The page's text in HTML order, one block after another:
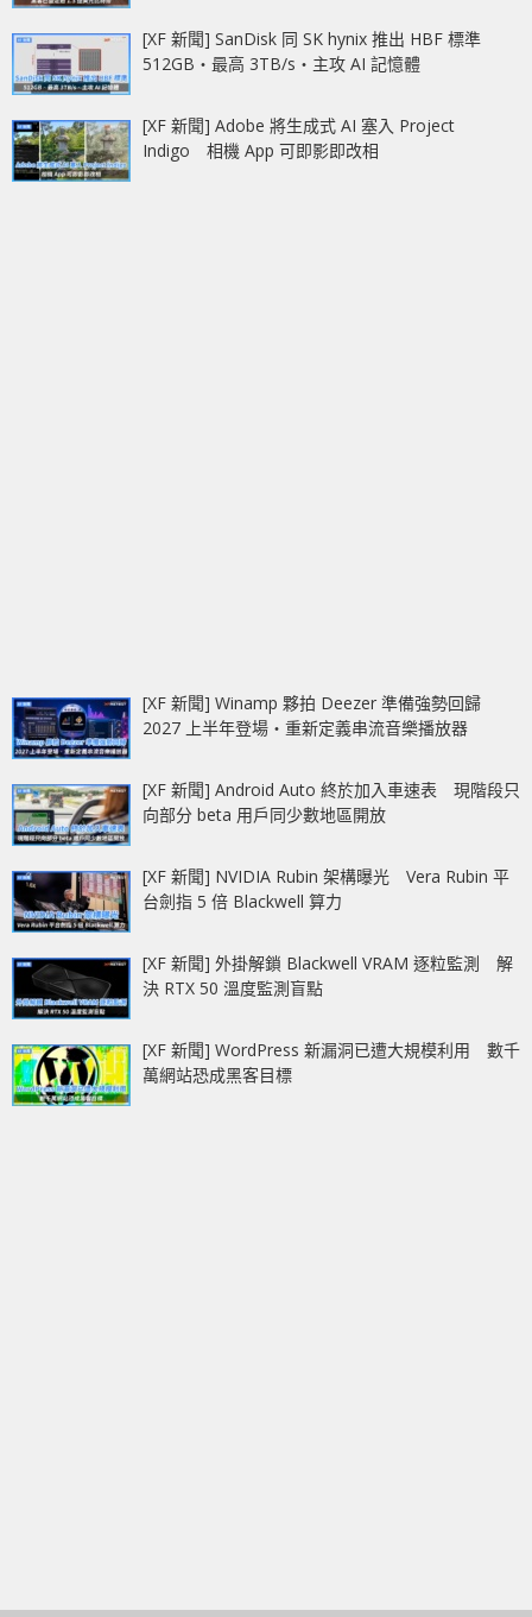
[XF 新聞] SanDisk 同 SK hynix 推出 HBF 標準
512GB‧最高 3TB/s‧主攻 AI 記憶體
[XF 新聞] Adobe 將生成式 AI 塞入 Project
Indigo 相機 App 可即影即改相
[XF 新聞] Winamp 夥拍 Deezer 準備強勢回歸
2027 上半年登場‧重新定義串流音樂播放器
[XF 新聞] Android Auto 終於加入車速表 現階段只
向部分 beta 用戶同少數地區開放
[XF 新聞] NVIDIA Rubin 架構曝光 Vera Rubin 平
台劍指 5 倍 Blackwell 算力
[XF 新聞] 外掛解鎖 Blackwell VRAM 逐粒監測 解
決 RTX 50 溫度監測盲點
[XF 新聞] WordPress 新漏洞已遭大規模利用 數千
萬網站恐成黑客目標